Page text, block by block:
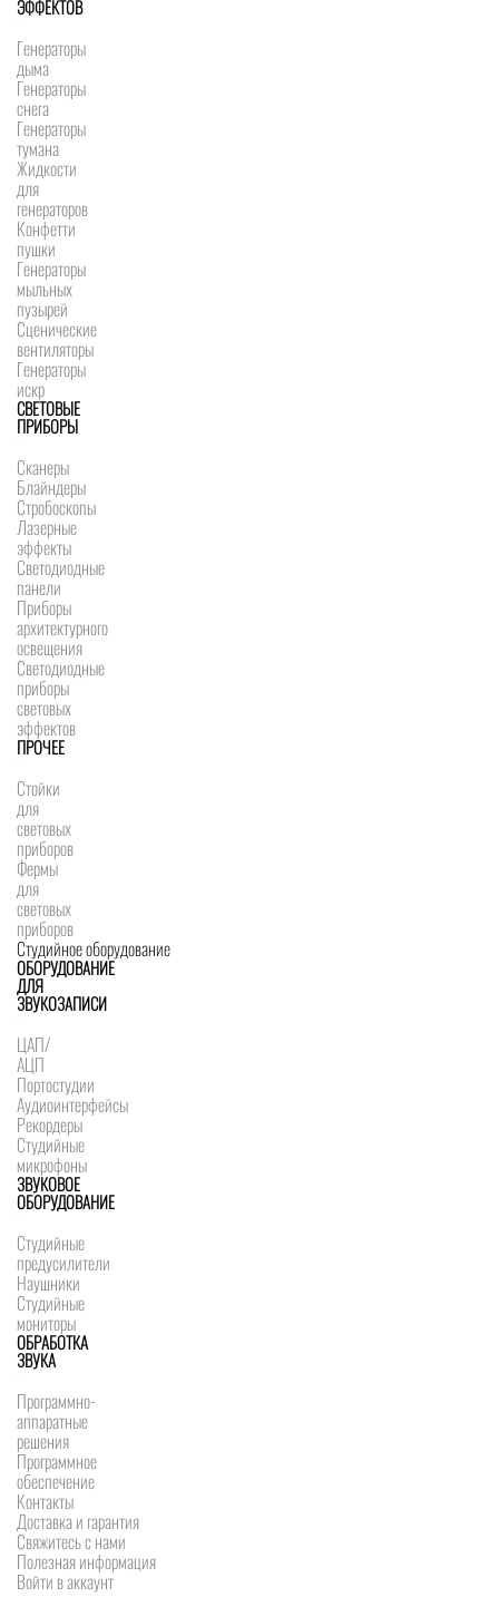
ЭФФЕКТОВ
Генераторы
дыма
Генераторы
снега
Генераторы
тумана
Жидкости
для
генераторов
Конфетти
пушки
Генераторы
мыльных
пузырей
Сценические
вентиляторы
Генераторы
искр
СВЕТОВЫЕ
ПРИБОРЫ
Сканеры
Блайндеры
Стробоскопы
Лазерные
эффекты
Светодиодные
панели
Приборы
архитектурного
освещения
Светодиодные
приборы
световых
эффектов
ПРОЧЕЕ
Стойки
для
световых
приборов
Фермы
для
световых
приборов
Студийное оборудование
ОБОРУДОВАНИЕ
ДЛЯ
ЗВУКОЗАПИСИ
ЦАП/
АЦП
Портостудии
Аудиоинтерфейсы
Рекордеры
Студийные
микрофоны
ЗВУКОВОЕ
ОБОРУДОВАНИЕ
Студийные
предусилители
Наушники
Студийные
мониторы
ОБРАБОТКА
ЗВУКА
Программно-
аппаратные
решения
Программное
обеспечение
Контакты
Доставка и гарантия
Свяжитесь с нами
Полезная информация
Войти в аккаунт